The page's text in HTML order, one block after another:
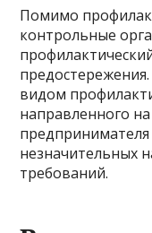
Помимо
контрольные
видом
направленного
незначительных
требований.